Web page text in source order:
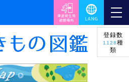
登録数
1128種
類